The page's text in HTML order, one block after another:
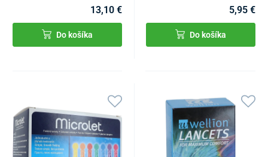
13,10 €
Do košíka
5,95 €
Do košíka